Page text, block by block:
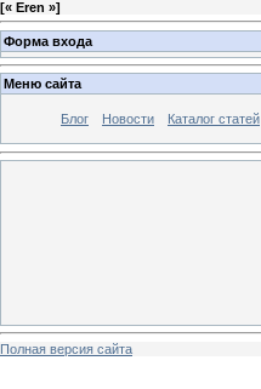
[« Eren »]
Форма входа
Меню сайта
Блог Новости Каталог статей
Полная версия сайта